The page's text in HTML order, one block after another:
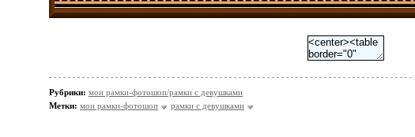
Рубрики: мои рамки-фотошоп/рамки с девушками
Метки: мои рамки-фотошоп рамки с девушками